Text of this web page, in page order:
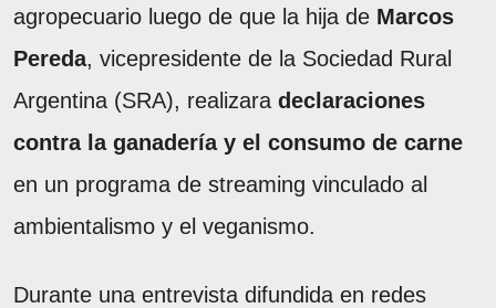
agropecuario luego de que la hija de Marcos
Pereda, vicepresidente de la Sociedad Rural
Argentina (SRA), realizara declaraciones
contra la ganadería y el consumo de carne
en un programa de streaming vinculado al
ambientalismo y el veganismo.
Durante una entrevista difundida en redes